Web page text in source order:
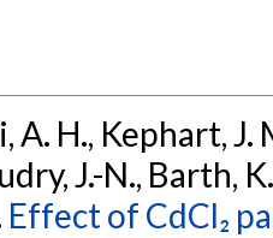
A. H., Kephart, J.
J.-N., Barth,
Effect of CdCl₂